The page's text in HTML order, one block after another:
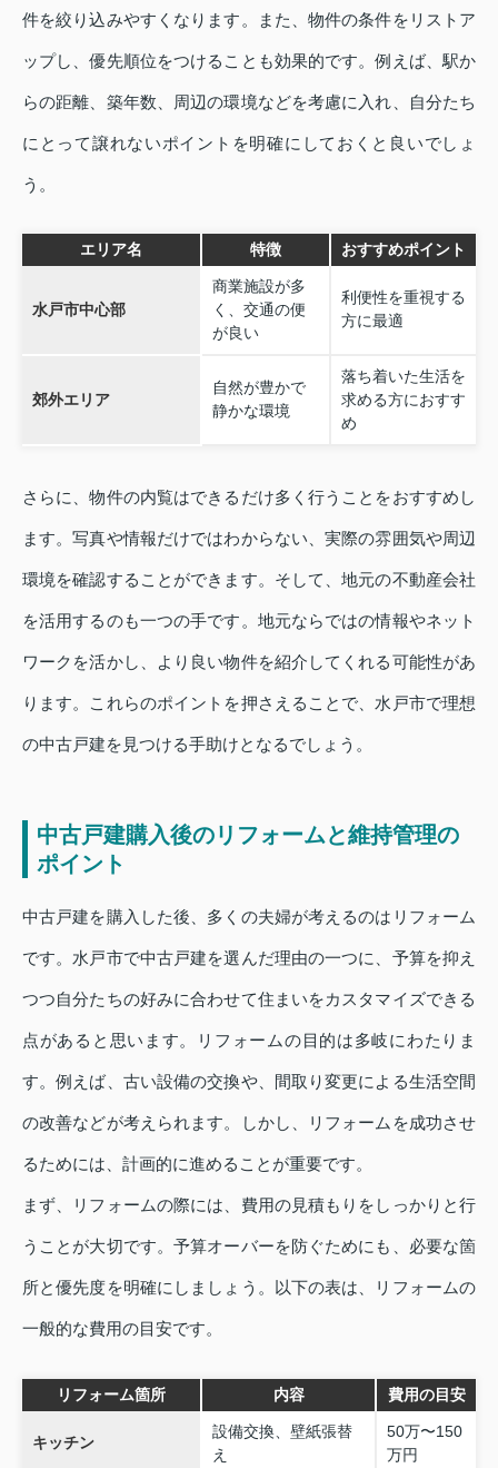
件を絞り込みやすくなります。また、物件の条件をリストア
ップし、優先順位をつけることも効果的です。例えば、駅か
らの距離、築年数、周辺の環境などを考慮に入れ、自分たち
にとって譲れないポイントを明確にしておくと良いでしょ
う。
エリア名 特徴 おすすめポイント
水戸市中心部
商業施設が多
く、交通の便
が良い
利便性を重視する
方に最適
郊外エリア
自然が豊かで
静かな環境
落ち着いた生活を
求める方におすす
め
さらに、物件の内覧はできるだけ多く行うことをおすすめし
ます。写真や情報だけではわからない、実際の雰囲気や周辺
環境を確認することができます。そして、地元の不動産会社
を活用するのも一つの手です。地元ならではの情報やネット
ワークを活かし、より良い物件を紹介してくれる可能性があ
ります。これらのポイントを押さえることで、水戸市で理想
の中古戸建を見つける手助けとなるでしょう。
中古戸建購入後のリフォームと維持管理の
ポイント
中古戸建を購入した後、多くの夫婦が考えるのはリフォーム
です。水戸市で中古戸建を選んだ理由の一つに、予算を抑え
つつ自分たちの好みに合わせて住まいをカスタマイズできる
点があると思います。リフォームの目的は多岐にわたりま
す。例えば、古い設備の交換や、間取り変更による生活空間
の改善などが考えられます。しかし、リフォームを成功させ
るためには、計画的に進めることが重要です。
まず、リフォームの際には、費用の見積もりをしっかりと行
うことが大切です。予算オーバーを防ぐためにも、必要な箇
所と優先度を明確にしましょう。以下の表は、リフォームの
一般的な費用の目安です。
リフォーム箇所 内容 費用の目安
キッチン
設備交換、壁紙張替
え
50万〜150
万円